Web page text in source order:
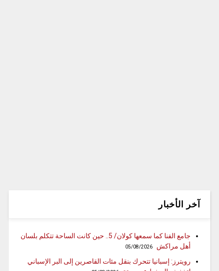
آخر الأخبار
جامع الفنا كما سمعها كولان/ 5.. حين كانت الساحة تتكلم بلسان
أهل مراكش
05/08/2026
رويترز: إسبانيا تتحرك بنقل مئات القاصرين إلى البر الإسباني